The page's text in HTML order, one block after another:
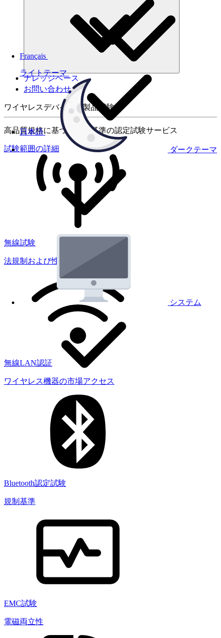
ライトテーマ
ダークテーマ
システム
Français
日本語
ナレッジベース
お問い合わせ
ワイヤレスデバイスの製品試験
高品質規格に基づく国際基準の認定試験サービス
試験範囲の詳細
無線試験
法規制および性能試験
無線LAN認証
ワイヤレス機器の市場アクセス
Bluetooth認定試験
規制基準
EMC試験
電磁両立性